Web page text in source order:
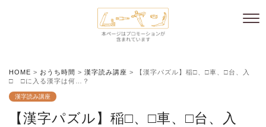
HOME > おうち時間 > 漢字読み講座 >
【漢字パズル】稲□、□車、□台、入
□ □に入る漢字は何…？
漢字読み講座
【漢字パズル】稲□、□車、□台、入